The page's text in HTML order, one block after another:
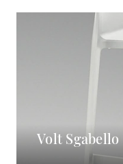
Volt Sgabello